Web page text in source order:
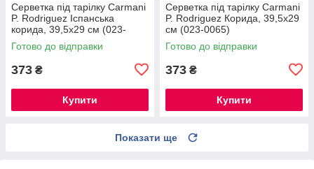
Серветка під тарілку Carmani
P. Rodriguez Іспанська
корида, 39,5х29 см (023-
0068)
Готово до відправки
373 ₴
Купити
Серветка під тарілку Carmani
P. Rodriguez Корида, 39,5х29
см (023-0065)
Готово до відправки
373 ₴
Купити
Показати ще